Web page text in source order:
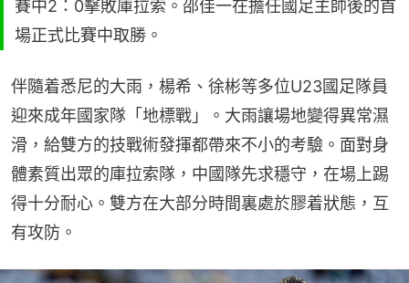
賽中2：0擊敗庫拉索。邵佳一在擔任國足主帥後的首
場正式比賽中取勝。
伴隨着悉尼的大雨，楊希、徐彬等多位U23國足隊員
迎來成年國家隊「地標戰」。大雨讓場地變得異常濕
滑，給雙方的技戰術發揮都帶來不小的考驗。面對身
體素質出眾的庫拉索隊，中國隊先求穩守，在場上踢
得十分耐心。雙方在大部分時間裏處於膠着狀態，互
有攻防。